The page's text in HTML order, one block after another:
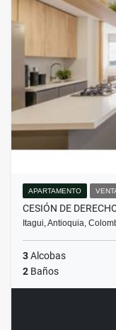
APARTAMENTO
CESIÓN DE
Itagui, Antioquia,
3Alcobas
2 Baños